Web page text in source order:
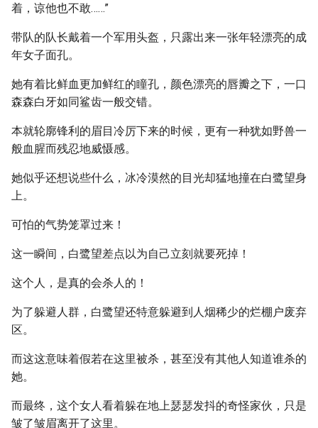
着，谅他也不敢……”
带队的队长戴着一个军用头盔，只露出来一张年轻漂亮的成
年女子面孔。
她有着比鲜血更加鲜红的瞳孔，颜色漂亮的唇瓣之下，一口
森森白牙如同鲨齿一般交错。
本就轮廓锋利的眉目冷厉下来的时候，更有一种犹如野兽一
般血腥而残忍地威慑感。
她似乎还想说些什么，冰冷漠然的目光却猛地撞在白鹭望身
上。
可怕的气势笼罩过来！
这一瞬间，白鹭望差点以为自己立刻就要死掉！
这个人，是真的会杀人的！
为了躲避人群，白鹭望还特意躲避到人烟稀少的烂棚户废弃
区。
而这这意味着假若在这里被杀，甚至没有其他人知道谁杀的
她。
而最终，这个女人看着躲在地上瑟瑟发抖的奇怪家伙，只是
皱了皱眉离开了这里。